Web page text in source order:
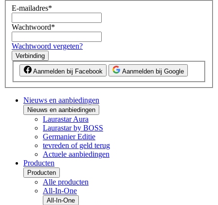
E-mailadres*
Wachtwoord*
Wachtwoord vergeten?
Verbinding
Aanmelden bij Facebook Aanmelden bij Google
Nieuws en aanbiedingen
Nieuws en aanbiedingen
Laurastar Aura
Laurastar by BOSS
Germanier Editie
tevreden of geld terug
Actuele aanbiedingen
Producten
Producten
Alle producten
All-In-One
All-In-One